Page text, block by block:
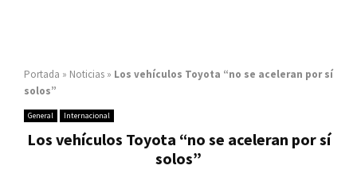
Portada » Noticias » Los vehículos Toyota “no se aceleran por sí
solos”
General Internacional
Los vehículos Toyota “no se aceleran por sí
solos”